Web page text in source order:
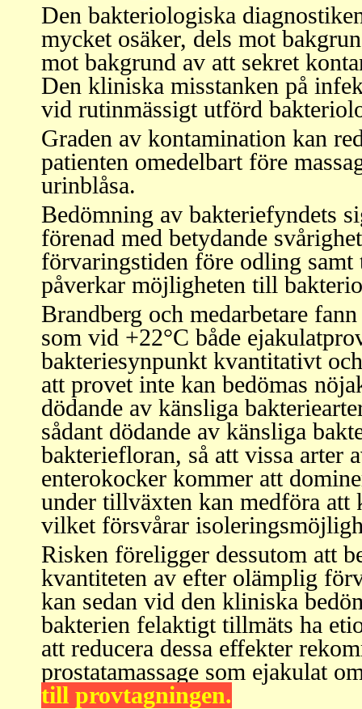
Den bakteriologiska
mycket osäker, dels mot
mot bakgrund av att sekret
Den kliniska misstanken på
vid rutinmässigt utförd
Graden av kontamination kan
patienten omedelbart före
urinblåsa.
Bedömning av bakteriefyndets
förenad med betydande
förvaringstiden före odling samt
påverkar möjligheten till
Brandberg och medarbetare
som vid +22°C både
bakteriesynpunkt kvantitativt
att provet inte kan bedömas
dödande av känsliga
sådant dödande av känsliga
bakteriefloran, så att vissa arter
enterokocker kommer att
under tillväxten kan medföra att
vilket försvårar
Risken föreligger dessutom att
kvantiteten av efter olämplig
kan sedan vid den kliniska
bakterien felaktigt tillmäts ha
att reducera dessa effekter
prostatamassage som ejakulat
till provtagningen.